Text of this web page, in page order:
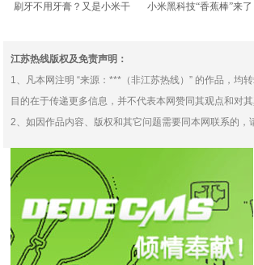
刷牙不用牙膏？又是小米干
小米黑科技“香蕉棒”来了
江苏热线版权及免责声明：
1、凡本网注明 “来源：***（非江苏热线）” 的作品，均
目的在于传递更多信息，并不代表本网赞同其观点和对其
2、如因作品内容、版权和其它问题需要同本网联系的，